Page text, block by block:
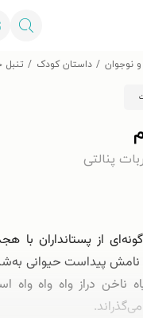
نوجوان داستان کودک تنبل
پنالتی
از پستانداران با
پیداست حیوانی
ناخن دراز واه واه